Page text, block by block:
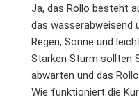
Ja, das Rollo besteht
das wasserabweisend
Regen, Sonne und
Starken Sturm sollten
abwarten und das
Wie funktioniert die